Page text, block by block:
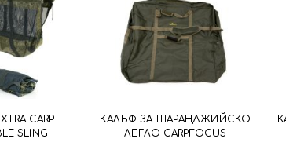
CARP
SLING
КАЛЪФ ЗА ШАРАНДЖИЙСКО
ЛЕГЛО CARPFOCUS